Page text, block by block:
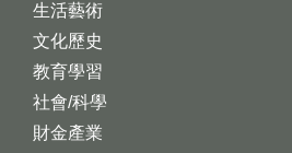
生活藝術
文化歷史
教育學習
社會/科學
財金產業